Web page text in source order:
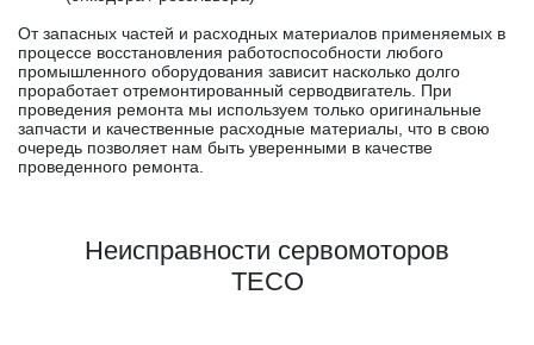
От запасных частей и расходных материалов применяемых в
процессе восстановления работоспособности любого
промышленного оборудования зависит насколько долго
проработает отремонтированный серводвигатель. При
проведения ремонта мы используем только оригинальные
запчасти и качественные расходные материалы, что в свою
очередь позволяет нам быть уверенными в качестве
проведенного ремонта.
Неисправности сервомоторов
TECO